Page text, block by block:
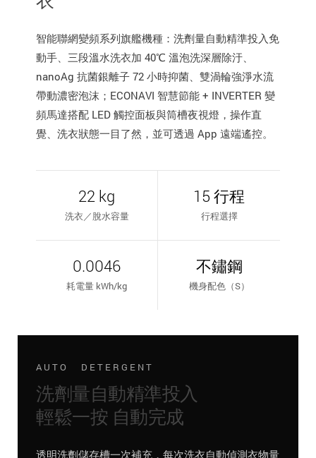
智能聯網變頻系列旗艦機種：洗劑量自動精準投入免
動手、三段溫水洗衣加 40℃ 溫泡洗深層除汙、
nanoAg 抗菌銀離子 72 小時抑菌、雙渦輪強淨水流
帶動濃密泡沫；ECONAVI 智慧節能 + INVERTER 變
頻馬達搭配 LED 觸控面板與筒槽夜視燈，操作直
覺、洗衣狀態一目了然，並可透過 App 遠端遙控。
22 kg
洗衣／脫水容量
15 行程
行程選擇
0.0046
耗電量 kWh/kg
不鏽鋼
機身配色（S）
AUTO DETERGENT
洗劑量自動精準投入
輕鬆一按 自動完成
透明洗劑儲存槽一次補充，每次洗衣自動偵測衣物量